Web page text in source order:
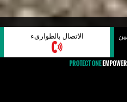
البِيئيّةالاتصال بالطوارىء
PROTECT ONE